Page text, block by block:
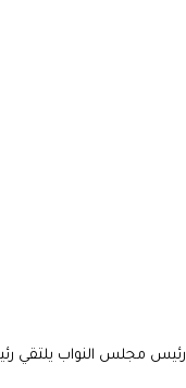
رئيس مجلس النواب يلتقي